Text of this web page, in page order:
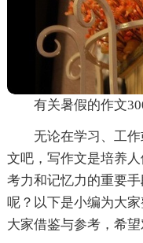
有关暑假的作文
无论在学习、工
文吧，写作文是培养
考力和记忆力的重要
呢？以下是小编为大
大家借鉴与参考，希望